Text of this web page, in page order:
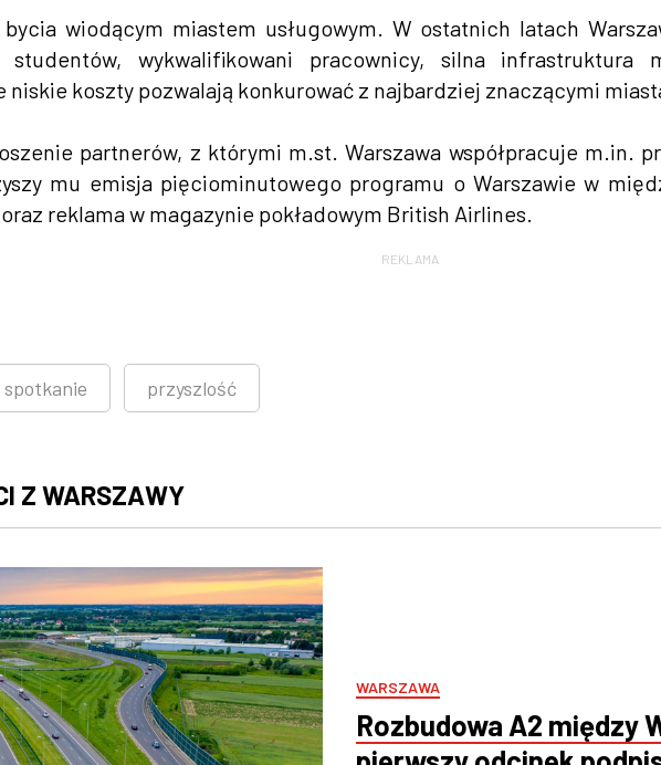
wiodącym miastem usługowym. W ostatnich latach
studentów, wykwalifikowani pracownicy, silna
koszty pozwalają konkurować z najbardziej znaczącymi
partnerów, z którymi m.st. Warszawa współpracuje m.in.
mu emisja pięciominutowego programu o Warszawie w
reklama w magazynie pokładowym British Airlines.
REKLAMA
spotkanie przyszlość
Z WARSZAWY
WARSZAWA
Rozbudowa A2 między